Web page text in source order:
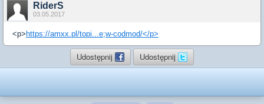
RiderS
03.05.2017
<p> https://amxx.pl/topi...e;w-codmod/</p>
Udostępnij Udostępnij